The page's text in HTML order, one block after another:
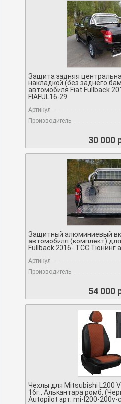
Защита задняя
накладкой (без заднего
автомобиля Fiat Fullback
FIAFUL16-29
Артикул
Производитель
30 000
Защитный алюминиевый
автомобиля (комплект)
Fullback 2016- TCC Тюнинг
Артикул
Производитель
54 000
Чехлы для Mitsubishi L200 V
16г., Алькантара ромб,
Autopilot арт. mi-l200-200v-